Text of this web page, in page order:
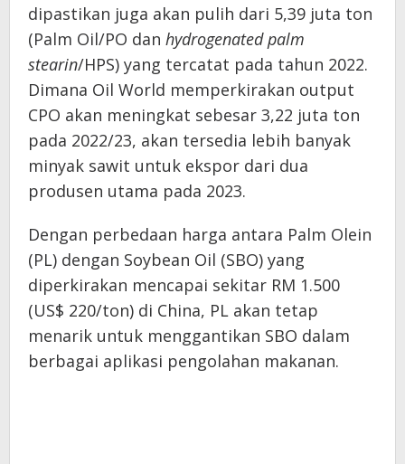
dipastikan juga akan pulih dari 5,39 juta ton
(Palm Oil/PO dan hydrogenated palm
stearin/HPS) yang tercatat pada tahun 2022.
Dimana Oil World memperkirakan output
CPO akan meningkat sebesar 3,22 juta ton
pada 2022/23, akan tersedia lebih banyak
minyak sawit untuk ekspor dari dua
produsen utama pada 2023.
Dengan perbedaan harga antara Palm Olein
(PL) dengan Soybean Oil (SBO) yang
diperkirakan mencapai sekitar RM 1.500
(US$ 220/ton) di China, PL akan tetap
menarik untuk menggantikan SBO dalam
berbagai aplikasi pengolahan makanan.